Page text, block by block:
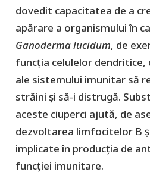
dovedit capacitatea de a
apărare a organismului în
Ganoderma lucidum, de
funcția celulelor dendritice,
ale sistemului imunitar să
străini şi să-i distrugă.
aceste ciuperci ajută, de
dezvoltarea limfocitelor B
implicate în producția de
funcției imunitare.